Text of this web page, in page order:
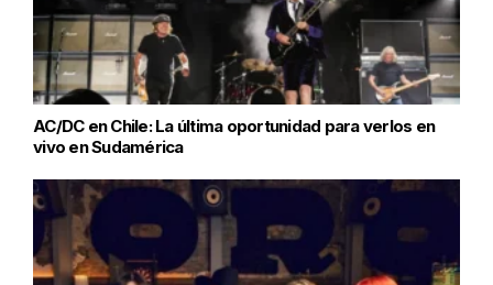
AC/DC en Chile: La última oportunidad para verlos en
vivo en Sudamérica